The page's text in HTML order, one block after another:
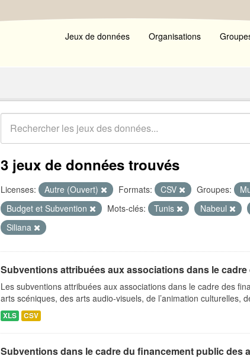
Jeux de données Organisations
3 jeux de données trouvés
Licenses: Autre (Ouvert) Formats: CSV Groupes:
Budget et Subvention
Mots-clés: Tunis Nabeul
Siliana
Subventions attribuées aux associations dans le
Les subventions attribuées aux associations dans le cadre des
arts scéniques, des arts audio-visuels, de l’animation culturelles,
XLS CSV
Subventions dans le cadre du financement public des